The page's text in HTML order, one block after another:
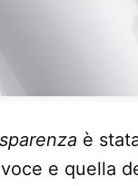
è
e quella